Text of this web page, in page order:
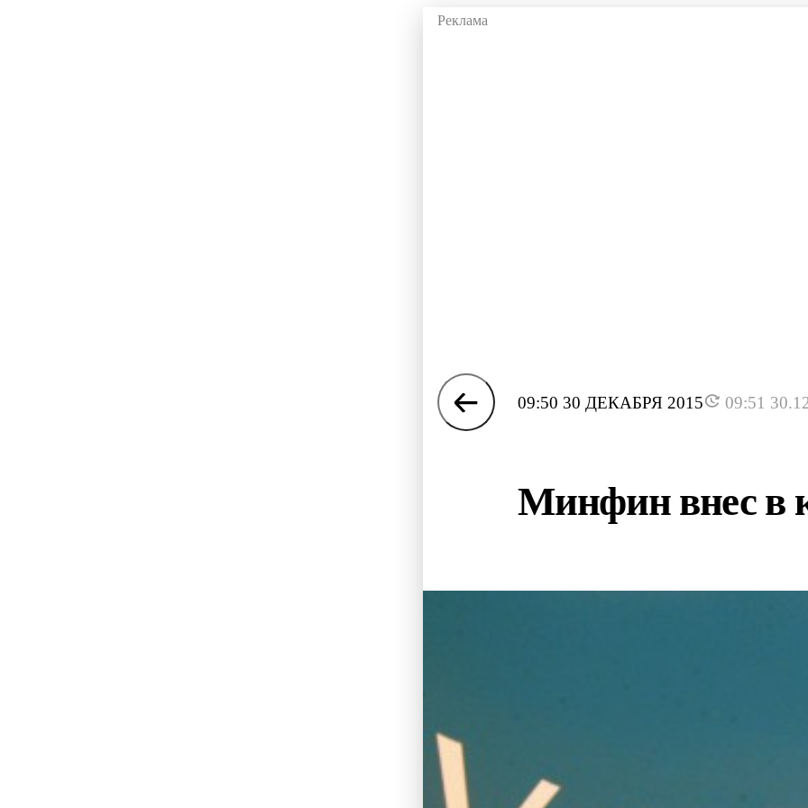
09:50 30 ДЕКАБРЯ 2015 09:51
Минфин внес в